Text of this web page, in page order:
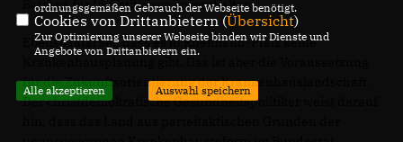
Beträge für Investitionen vorenthalten.“
Ebenso fatal sei, dass es in Rheinland-Pfalz keine
für die Zukunftsorientierung der Krankenhauslandschaft.
Der christdemokratische Gesundheitspolitiker weist darauf
ordnungsgemäßen Gebrauch der Webseite benötigt.
Cookies von Drittanbietern (Übersicht)
Zur Optimierung unserer Webseite binden wir Dienste und
Angebote von Drittanbietern ein.
Alle akzeptieren Auswahl speichern